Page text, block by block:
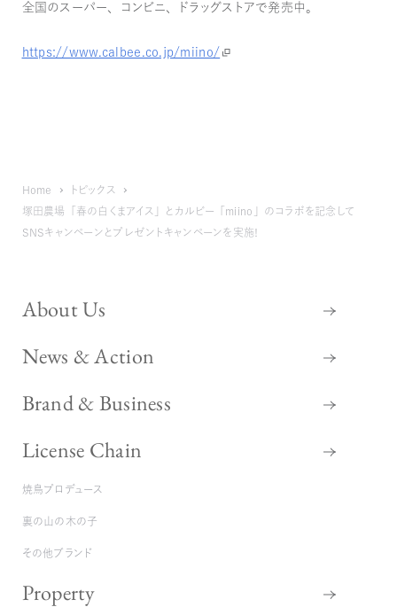
全国のスーパー、コンビニ、ドラッグストアで発売中。
https://www.calbee.co.jp/miino/
Home
トピックス
塚田農場「春の白くまアイス」とカルビー「miino」のコラボを記念して
SNSキャンペーンとプレゼントキャンペーンを実施！
About Us
News & Action
Brand & Business
License Chain
焼鳥プロデュース
裏の山の木の子
その他ブランド
Property